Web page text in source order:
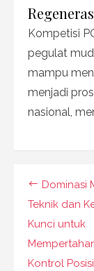
Kompetisi
pegulat
mampu
menjadi
nasional,
pos
Dominasi
Teknik dan
Kunci untuk
Kontrol